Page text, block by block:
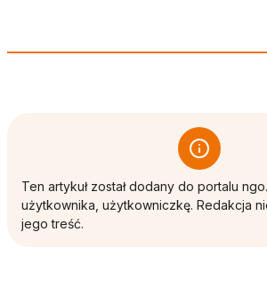
Ten artykuł został dodany do portalu
użytkownika, użytkowniczkę. Redakcja
jego treść.